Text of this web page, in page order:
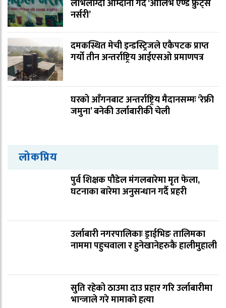
लोभलाग्दो आम्दानी गर्दै ‘ओलिभ एण्ड फ्रुट्स
नर्सरी’
दमकस्थित मेची इन्डस्ट्रिजले एकैपटक प्राप्त
गर्यो तीन अन्तर्राष्ट्रिय आईएसओ प्रमाणपत्र
घरको आँगनबाट अन्तर्राष्ट्रिय मैदानसम्मः ‘रेफ्री
जमुना’ बनेकी उर्लाबारीकी चेली
लोकप्रिय
पुर्व शिक्षक पौडेल मंगलबारेमा मृत फेला,
घटनाका बारेमा अनुसन्धान गर्दै प्रहरी
उर्लाबारी नगरपालिकाः ड्राईभिङ तालिमका
नाममा पहुचवाला र हुनेखानेहरुकै हालीमुहाली
सुति रहेको ठाउमा दाउ प्रहार गरि उर्लाबारीमा
भान्जाले गरे मामाको हत्या